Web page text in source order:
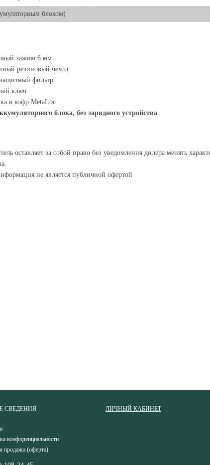
блоком)
зажим 6 мм
резиновый чехол
фильтр
ключ
в кофр MetaLoc
блока, без зарядного устройства
оставляет за собой право без уведомления дилера менять
не является публичной офертой
СВЕДЕНИЯ
конфиденциальности
продажи (оферта)
ЛИЧНЫЙ КАБИНЕТ